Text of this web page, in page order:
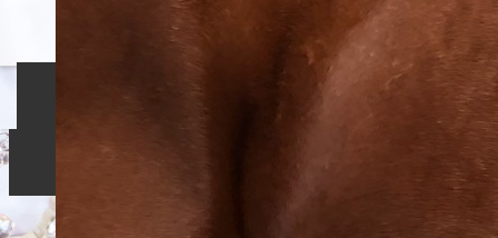
当相談所について
スタッフブログ